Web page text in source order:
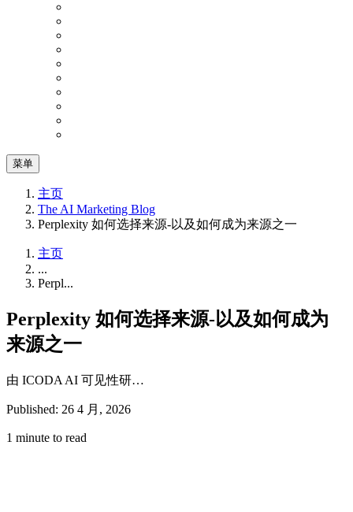
菜单
主页
The AI Marketing Blog
Perplexity 如何选择来源-以及如何成为来源之一
主页
...
Perpl...
Perplexity 如何选择来源-以及如何成为
来源之一
由 ICODA AI 可见性研…
Published: 26 4 月, 2026
1 minute to read